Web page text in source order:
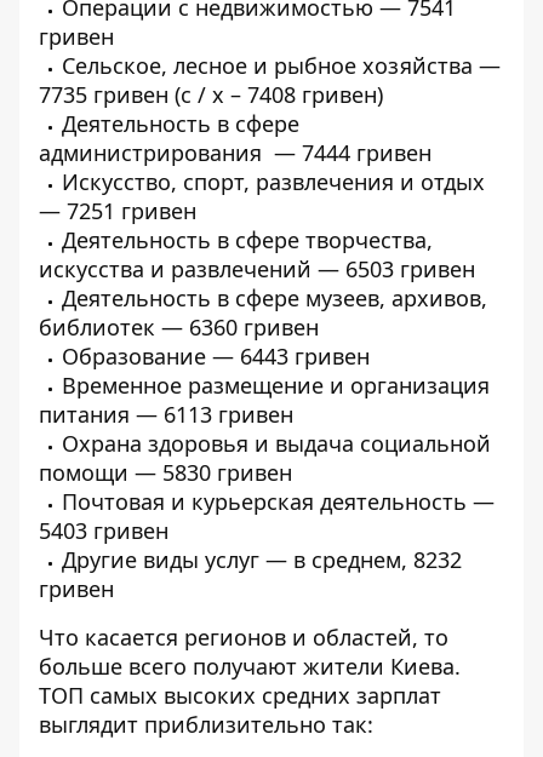
Операции с недвижимостью — 7541
гривен
Сельское, лесное и рыбное хозяйства —
7735 гривен (с / х – 7408 гривен)
Деятельность в сфере
администрирования — 7444 гривен
Искусство, спорт, развлечения и отдых
— 7251 гривен
Деятельность в сфере творчества,
искусства и развлечений — 6503 гривен
Деятельность в сфере музеев, архивов,
библиотек — 6360 гривен
Образование — 6443 гривен
Временное размещение и организация
питания — 6113 гривен
Охрана здоровья и выдача социальной
помощи — 5830 гривен
Почтовая и курьерская деятельность —
5403 гривен
Другие виды услуг — в среднем, 8232
гривен
Что касается регионов и областей, то
больше всего получают жители Киева.
ТОП самых высоких средних зарплат
выглядит приблизительно так: